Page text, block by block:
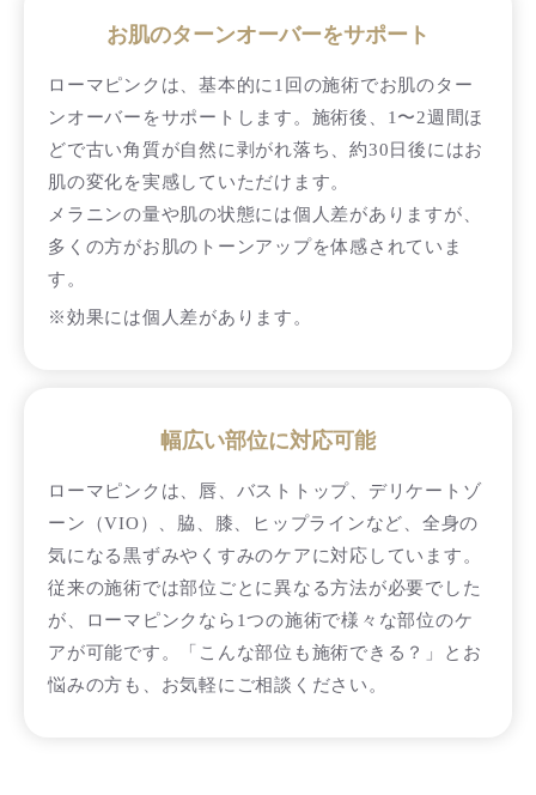
お肌のターンオーバーをサポート
ローマピンクは、基本的に1回の施術でお肌のター
ンオーバーをサポートします。施術後、1〜2週間ほ
どで古い角質が自然に剥がれ落ち、約30日後にはお
肌の変化を実感していただけます。
メラニンの量や肌の状態には個人差がありますが、
多くの方がお肌のトーンアップを体感されていま
す。
※効果には個人差があります。
幅広い部位に対応可能
ローマピンクは、唇、バストトップ、デリケートゾ
ーン（VIO）、脇、膝、ヒップラインなど、全身の
気になる黒ずみやくすみのケアに対応しています。
従来の施術では部位ごとに異なる方法が必要でした
が、ローマピンクなら1つの施術で様々な部位のケ
アが可能です。「こんな部位も施術できる？」とお
悩みの方も、お気軽にご相談ください。